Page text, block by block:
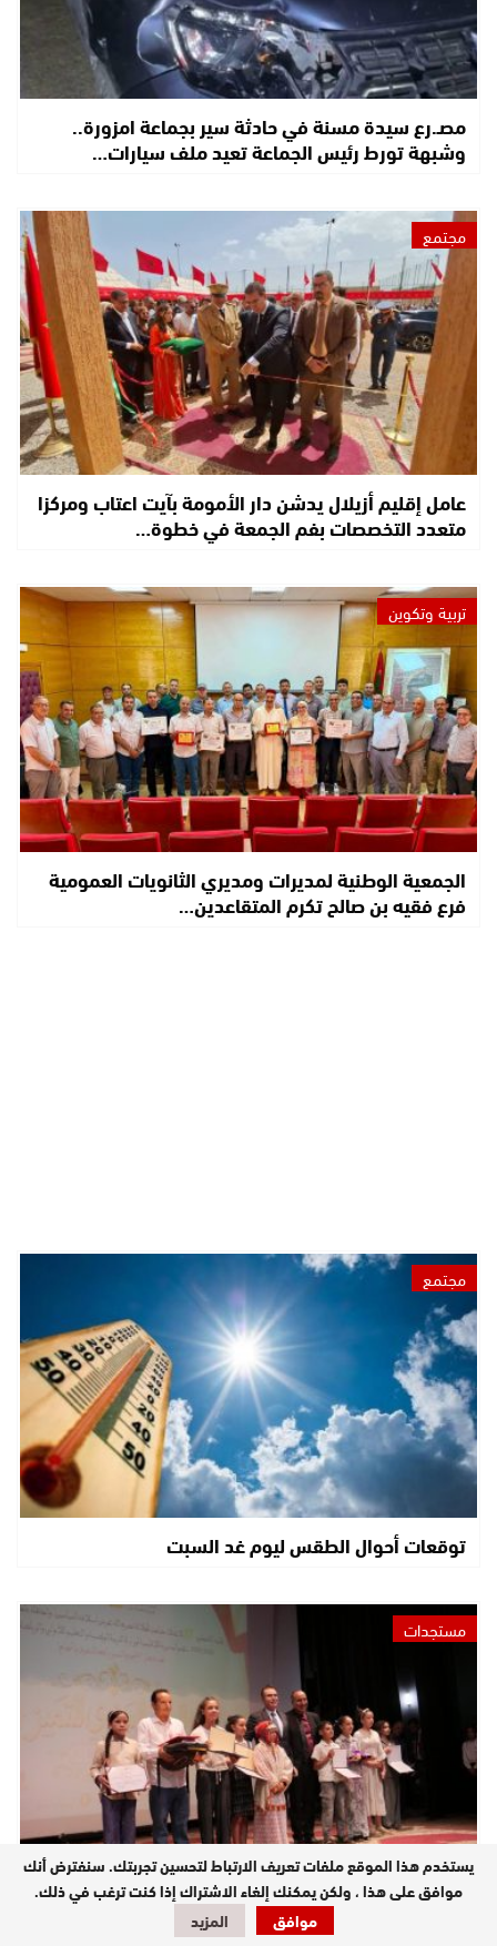
مصـ.رع سيدة مسنة في حادثة سير بجماعة امزورة..
وشبهة تورط رئيس الجماعة تعيد ملف سيارات…
مجتمع
عامل إقليم أزيلال يدشن دار الأمومة بآيت اعتاب ومركزا
متعدد التخصصات بفم الجمعة في خطوة…
تربية وتكوين
الجمعية الوطنية لمديرات ومديري الثانويات العمومية
فرع فقيه بن صالح تكرم المتقاعدين…
مجتمع
توقعات أحوال الطقس ليوم غد السبت
مستجدات
عامل إقليم أزيلال يشرف على حفل التميز التربوي احتفاء
بالذكرى السابعة والعشرين لعيد العرش…
يستخدم هذا الموقع ملفات تعريف الارتباط لتحسين تجربتك. سنفترض أنك
موافق على هذا ، ولكن يمكنك إلغاء الاشتراك إذا كنت ترغب في ذلك.
موافق
المزيد